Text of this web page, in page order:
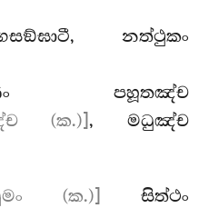
නත්ථුකං
පහූතඤ්ච
(ක.)], මධුඤ්ච
(ක.)]
සිත්ථං